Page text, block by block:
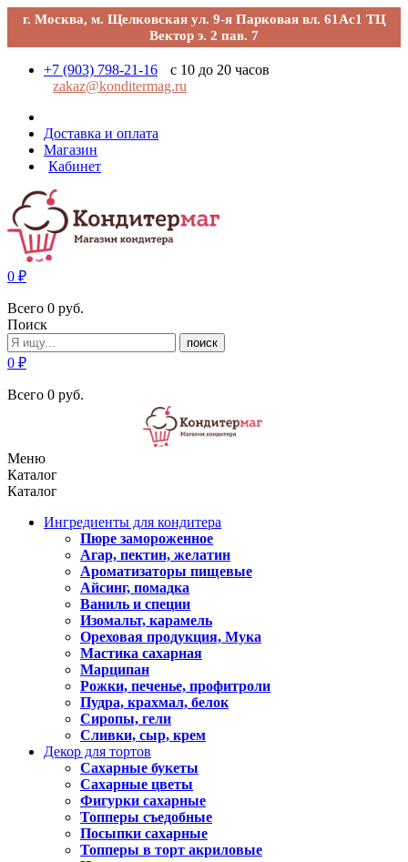
г. Москва, м. Щелковская ул. 9-я Парковая вл. 61Ас1 ТЦ
Вектор э. 2 пав. 7
+7 (903) 798-21-16
с 10 до 20 часов
zakaz@konditermag.ru
Доставка и оплата
Магазин
Кабинет
0 ₽
Всего 0 руб.
Поиск
поиск
0 ₽
Всего 0 руб.
Меню
Каталог
Каталог
Ингредиенты для кондитера
Пюре замороженное
Агар, пектин, желатин
Ароматизаторы пищевые
Айсинг, помадка
Ваниль и специи
Изомальт, карамель
Ореховая продукция, Мука
Мастика сахарная
Марципан
Рожки, печенье, профитроли
Пудра, крахмал, белок
Сиропы, гели
Сливки, сыр, крем
Декор для тортов
Сахарные букеты
Сахарные цветы
Фигурки сахарные
Топперы съедобные
Посыпки сахарные
Топперы в торт акриловые